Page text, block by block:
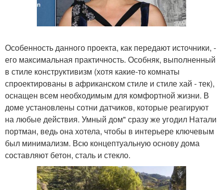
Особенность данного проекта, как передают источники, -
его максимальная практичность. Особняк, выполненный
в стиле конструктивизм (хотя какие-то комнаты
спроектированы в африканском стиле и стиле хай - тек),
оснащен всем необходимым для комфортной жизни. В
доме установлены сотни датчиков, которые реагируют
на любые действия. Умный дом" сразу же угодил Натали
портман, ведь она хотела, чтобы в интерьере ключевым
был минимализм. Всю концептуальную основу дома
составляют бетон, сталь и стекло.